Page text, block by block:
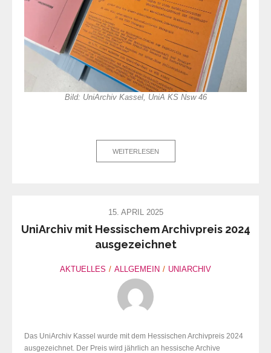
Bild: UniArchiv Kassel, UniA KS Nsw 46
WEITERLESEN
15. APRIL 2025
UniArchiv mit Hessischem Archivpreis 2024
ausgezeichnet
AKTUELLES ALLGEMEIN UNIARCHIV
Das UniArchiv Kassel wurde mit dem Hessischen Archivpreis 2024
ausgezeichnet. Der Preis wird jährlich an hessische Archive